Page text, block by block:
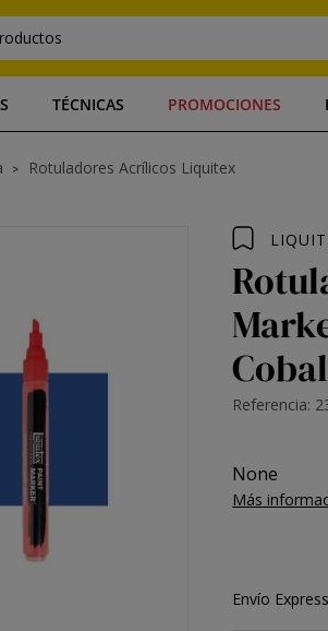
TÉCNICAS PROMOCIONES
Rotuladores Acrílicos Liquitex
Referencia:
None
Más
Envío